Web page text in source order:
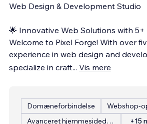
Web Design & Development Studio
🌟 Innovative Web Solutions with 5+
Welcome to Pixel Forge! With over
experience in web design and
specialize in craft... Vis mere
Domæneforbindelse
Webshop-
Avanceret hjemmesidedesign
+15